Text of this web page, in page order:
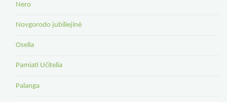
Nero
Novgorodo jubiliejinė
Osella
Pamiati Učitelia
Palanga